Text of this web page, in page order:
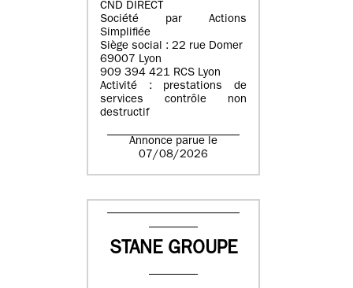
CND DIRECT
Société par Actions
Simplifiée
Siège social : 22 rue Domer
69007 Lyon
909 394 421 RCS Lyon
Activité : prestations de
services contrôle non
destructif
Annonce parue le
07/08/2026
STANE GROUPE